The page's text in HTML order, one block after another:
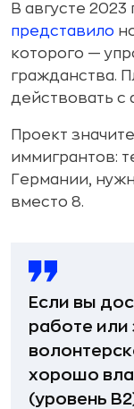
В августе
представило
которого —
гражданства.
действовать с
Проект
иммигрантов:
Германии,
вместо 8.
Если вы
работе или
хорошо
(уровень